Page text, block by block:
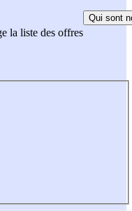
la liste des offres
Qui sont